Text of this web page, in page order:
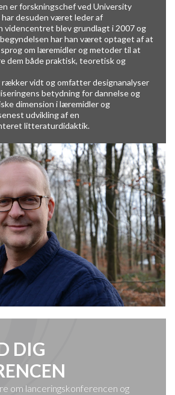
er forskningschef ved University
desuden været leder af
videncentret blev grundlagt i 2007 og
har han været optaget af at
om læremidler og metoder til at
dem både praktisk, teoretisk og
rækker vidt og omfatter designanalyser
betydning for dannelse og
dimension i læremidler og
udvikling af en
litteraturdidaktik.
DIG
om lanceringskonferencen og